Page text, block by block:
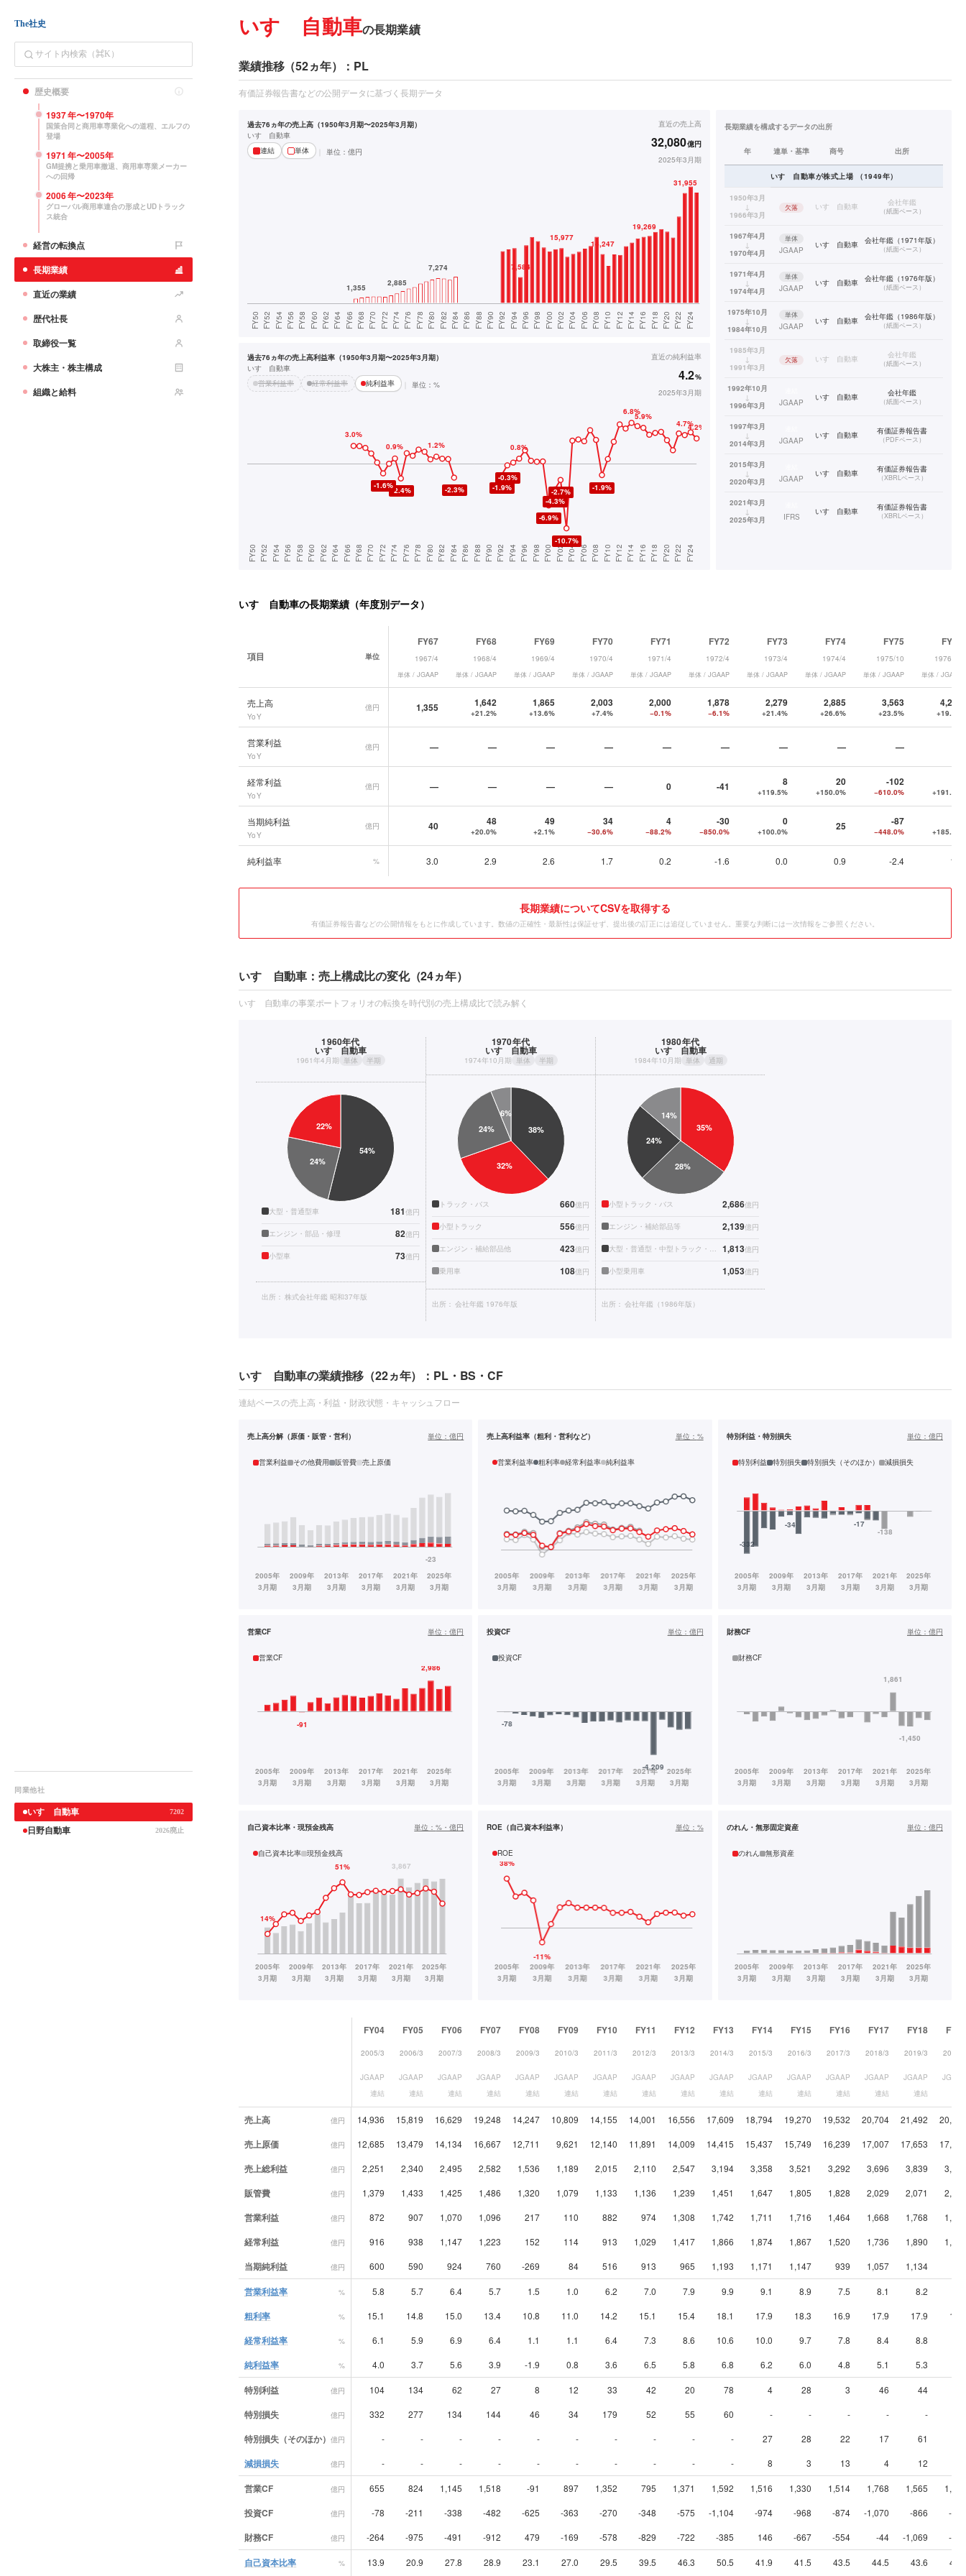
The社史
歴史概要
1937年〜1970年
国策合同と商用車専業化への道程、エルフの
登場
1971 年〜2005年
GM提携と乗用車撤退、商用車専業メーカー
への回帰
2006年〜2023年
グローバル商用車連合の形成とUDトラック
ス統合
経営の転換点
長期業績
直近の業績
歴代社長
取締役一覧
大株主・株主構成
組織と給料
同業他社
いすゞ自動車 7202
日野自動車 2026廃止
いすゞ自動車の長期業績
業績推移（52ヵ年）：PL
有価証券報告書などの公開データに基づく長期データ
過去76ヵ年の売上高（1950年3月期〜2025年3月期）
いすゞ自動車
連結
単体 単位： 億円
直近の売上高
32,080億円
2025年3月期
過去76ヵ年の売上高利益率（1950年3月期〜2025年3月期）
いすゞ自動車
営業利益率
経常利益率 純利益率 単位：%
直近の純利益率
4.2%
2025年3月期
長期業績を構成するデータの出所
年 連単・基準 商号 出所
いすゞ自動車が株式上場 （1949年）
1950年3月
↓
1966年3月
欠落 いすゞ自動車 会社年鑑
（紙面ベース）
1967年4月
↓
1970年4月
単体
JGAAP
いすゞ自動車 会社年鑑（1971年版）
（紙面ベース）
1971年4月
↓
1974年4月
単体
JGAAP
いすゞ自動車 会社年鑑（1976年版）
（紙面ベース）
1975年10月
↓
1984年10月
単体
JGAAP
いすゞ自動車 会社年鑑（1986年版）
（紙面ベース）
1985年3月
↓
1991年3月
欠落 いすゞ自動車 会社年鑑
（紙面ベース）
1992年10月
↓
1996年3月
JGAAP
いすゞ自動車 会社年鑑
（紙面ベース）
1997年3月
↓
2014年3月
JGAAP
いすゞ自動車 有価証券報告書
（PDFベース）
2015年3月
↓
2020年3月
JGAAP
いすゞ自動車 有価証券報告書
（XBRLベース）
2021年3月
↓
2025年3月
IFRS
いすゞ自動車 有価証券報告書
（XBRLベース）
いすゞ自動車の長期業績（年度別データ）
項目 単位
FY67
1967/4
単体 / JGAAP
FY68
1968/4
単体 / JGAAP
FY69
1969/4
単体 / JGAAP
FY70
1970/4
単体 / JGAAP
FY71
1971/4
単体 / JGAAP
FY72
1972/4
単体 / JGAAP
FY73
1973/4
単体 / JGAAP
FY74
1974/4
単体 / JGAAP
FY75
1975/10
単体 / JGAAP
FY76
1976/10
単体 / JGAAP
売上高
YoY
億円 1,355 1,642
+21.2%
1,865
+13.6%
2,003
+7.4%
2,000
−0.1%
1,878
−6.1%
2,279
+21.4%
2,885
+26.6%
3,563
+23.5%
4,249
+19.3%
営業利益
YoY
億円 — — — — — — — — —
経常利益
YoY
億円 — — — — 0 -41 8
+119.5%
20
+150.0%
-102
−610.0% +191.2%
当期純利益
YoY
億円 40 48
+20.0%
49
+2.1%
34
−30.6%
4
−88.2%
-30
−850.0%
0
+100.0% 25 -87
−448.0% +185.1%
純利益率 % 3.0 2.9 2.6 1.7 0.2 -1.6 0.0 0.9 -2.4 1.7
長期業績についてCSVを取得する
有価証券報告書などの公開情報をもとに作成しています。数値の正確性・最新性は保証せず、提出後の訂正には追従していません。重要な判断には一次情報をご参照ください。
いすゞ自動車：売上構成比の変化（24ヵ年）
いすゞ自動車の事業ポートフォリオの転換を時代別の売上構成比で読み解く
1960年代
いすゞ自動車
1961年4月期 単体 半期
大型・普通型車 181億円
エンジン・部品・修理 82億円
小型車 73億円
出所： 株式会社年鑑 昭和37年版
1970年代
いすゞ自動車
1974年10月期 単体 半期
トラック・バス 660億円
小型トラック 556億円
エンジン・補給部品他 423億円
乗用車 108億円
出所： 会社年鑑 1976年版
1980年代
いすゞ自動車
1984年10月期 単体 通期
小型トラック・バス 2,686億円
エンジン・補給部品等 2,139億円
大型・普通型・中型トラック・バス 1,813億円
小型乗用車 1,053億円
出所： 会社年鑑（1986年版）
いすゞ自動車の業績推移（22ヵ年）：PL・BS・CF
連結ベースの売上高・利益・財政状態・キャッシュフロー
売上高分解（原価・販管・営利） 単位：億円
営業利益 その他費用 販管費 売上原価
売上高利益率（粗利・営利など） 単位： %
営業利益率 粗利率 経常利益率 純利益率
特別利益・特別損失 単位： 億円
特別利益 特別損失 特別損失（そのほか） 減損損失
営業CF 単位：億円
営業CF
投資CF 単位： 億円
投資CF
財務CF 単位： 億円
財務CF
自己資本比率・現預金残高 単位：%・億円
自己資本比率 現預金残高
ROE（自己資本利益率） 単位： %
ROE
のれん・無形固定資産 単位： 億円
のれん 無形資産
業績データ一覧
FY04 FY05 FY06 FY07 FY08 FY09 FY10 FY11 FY12 FY13 FY14 FY15 FY16 FY17 FY18 FY19
2005/3 2006/3 2007/3 2008/3 2009/3 2010/3 2011/3 2012/3 2013/3 2014/3 2015/3 2016/3 2017/3 2018/3 2019/3 2020/3
JGAAP
連結
JGAAP
連結
JGAAP
連結
JGAAP
連結
JGAAP
連結
JGAAP
連結
JGAAP
連結
JGAAP
連結
JGAAP
連結
JGAAP
連結
JGAAP
連結
JGAAP
連結
JGAAP
連結
JGAAP
連結
JGAAP
連結
JGAAP
売上高 億円 14,936 15,819 16,629 19,248 14,247 10,809 14,155 14,001 16,556 17,609 18,794 19,270 19,532 20,704 21,492 20,799
売上原価 億円 12,685 13,479 14,134 16,667 12,711 9,621 12,140 11,891 14,009 14,415 15,437 15,749 16,239 17,007 17,653 17,304
売上総利益 億円 2,251 2,340 2,495 2,582 1,536 1,189 2,015 2,110 2,547 3,194 3,358 3,521 3,292 3,696 3,839 3,496
販管費 億円 1,379 1,433 1,425 1,486 1,320 1,079 1,133 1,136 1,239 1,451 1,647 1,805 1,828 2,029 2,071 2,090
営業利益 億円 872 907 1,070 1,096 217 110 882 974 1,308 1,742 1,711 1,716 1,464 1,668 1,768 1,406
経常利益 億円 916 938 1,147 1,223 152 114 913 1,029 1,417 1,866 1,874 1,867 1,520 1,736 1,890 1,509
当期純利益 億円 600 590 924 760 -269 84 516 913 965 1,193 1,171 1,147 939 1,057 1,134
営業利益率 % 5.8 5.7 6.4 5.7 1.5 1.0 6.2 7.0 7.9 9.9 9.1 8.9 7.5 8.1 8.2
粗利率 % 15.1 14.8 15.0 13.4 10.8 11.0 14.2 15.1 15.4 18.1 17.9 18.3 16.9 17.9 17.9 16.8
経常利益率 % 6.1 5.9 6.9 6.4 1.1 1.1 6.4 7.3 8.6 10.6 10.0 9.7 7.8 8.4 8.8
純利益率 % 4.0 3.7 5.6 3.9 -1.9 0.8 3.6 6.5 5.8 6.8 6.2 6.0 4.8 5.1 5.3
特別利益 億円 104 134 62 27 8 12 33 42 20 78 4 28 3 46 44
特別損失 億円 332 277 134 144 46 34 179 52 55 60 - - - - -
特別損失（そのほか） 億円 - - - - - - - - - - 27 28 22 17 61
減損損失 億円 - - - - - - - - - - 8 3 13 4 12
営業CF 億円 655 824 1,145 1,518 -91 897 1,352 795 1,371 1,592 1,516 1,330 1,514 1,768 1,565 1,237
投資CF 億円 -78 -211 -338 -482 -625 -363 -270 -348 -575 -1,104 -974 -968 -874 -1,070 -866 -927
財務CF 億円 -264 -975 -491 -912 479 -169 -578 -829 -722 -385 146 -667 -554 -44 -1,069 -252
自己資本比率 % 13.9 20.9 27.8 28.9 23.1 27.0 29.5 39.5 46.3 50.5 41.9 41.5 43.5 44.5 43.6 44.3